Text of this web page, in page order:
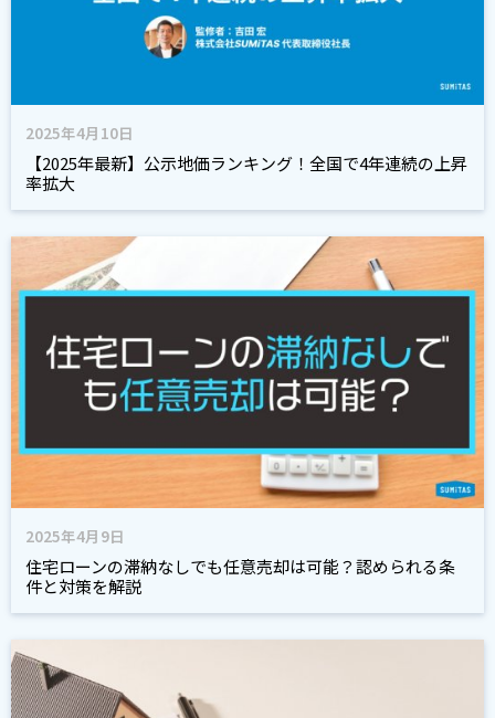
2025年4月10日
【2025年最新】公示地価ランキング！全国で4年連続の上昇
率拡大
2025年4月9日
住宅ローンの滞納なしでも任意売却は可能？認められる条
件と対策を解説